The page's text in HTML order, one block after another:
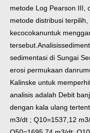
metode Log Pearson III,
metode distribusi
kecocokanuntuk
sedimentasi di Sungai
erosi permukaan
Kalinske untuk
analisis adalah Debit
dengan kala ulang
m3/dt ; Q10=1537,12